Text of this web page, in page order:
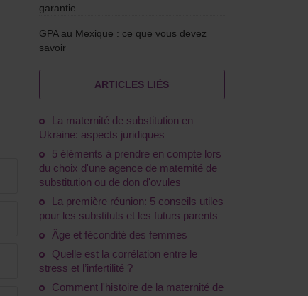
garantie
GPA au Mexique : ce que vous devez
savoir
ARTICLES LIÉS
La maternité de substitution en
Ukraine: aspects juridiques
5 éléments à prendre en compte lors
du choix d'une agence de maternité de
substitution ou de don d'ovules
La première réunion: 5 conseils utiles
pour les substituts et les futurs parents
Âge et fécondité des femmes
Quelle est la corrélation entre le
stress et l’infertilité ?
Comment l'histoire de la maternité de